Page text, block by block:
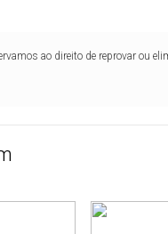
ao direito de reprovar ou